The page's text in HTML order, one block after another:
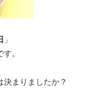
」
。
決まりましたか？